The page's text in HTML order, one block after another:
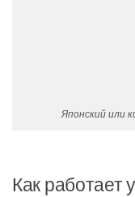
Японский или
Как